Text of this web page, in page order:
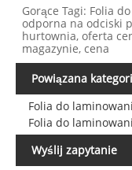
Gorące Tagi: Folia
odporna na odciski
hurtownia, oferta
magazynie, cena
Powiązana
Folia do
Folia do
Wyślij zapytanie